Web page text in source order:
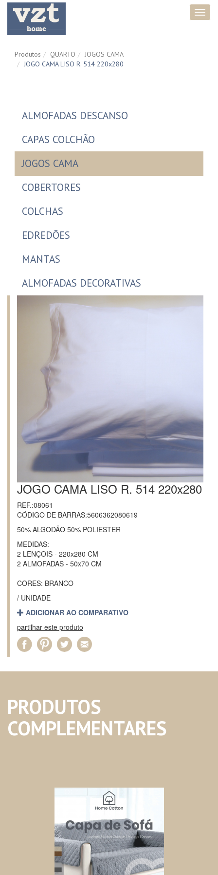
Produtos QUARTO
JOGOS CAMA
JOGO CAMA LISO R. 514 220x280
ALMOFADAS DESCANSO
CAPAS COLCHÃO
JOGOS CAMA
COBERTORES
COLCHAS
EDREDÕES
MANTAS
ALMOFADAS DECORATIVAS
JOGO CAMA LISO R. 514 220x280
REF.:08061
CÓDIGO DE BARRAS:5606362080619
50% ALGODÃO 50% POLIESTER
MEDIDAS:
2 LENÇOIS - 220x280 CM
2 ALMOFADAS - 50x70 CM
CORES: BRANCO
/ UNIDADE
ADICIONAR AO COMPARATIVO
partilhar este produto
PRODUTOS
COMPLEMENTARES